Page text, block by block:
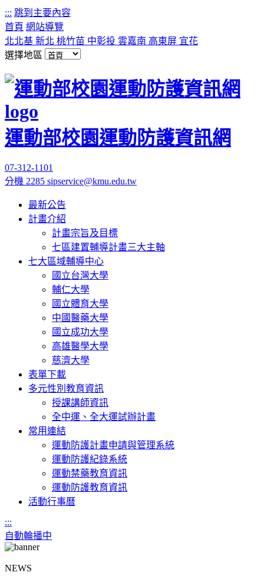
::: 跳到主要內容
首頁 網站導覽
北北基 新北 桃竹苗 中彰投 雲嘉南 高東屏 宜花
選擇地區
運動部校園運動防護資訊網
07-312-1101
分機 2285 sipservice@kmu.edu.tw
最新公告
計畫介紹
計畫宗旨及目標
七區建置輔導計畫三大主軸
七大區域輔導中心
國立台灣大學
輔仁大學
國立體育大學
中國醫藥大學
國立成功大學
高雄醫學大學
慈濟大學
表單下載
多元性別教育資訊
授課講師資訊
全中運、全大運試辦計畫
常用連結
運動防護計畫申請與管理系統
運動防護紀錄系統
運動禁藥教育資訊
運動防護教育資訊
活動行事曆
:::
自動輪播中
NEWS